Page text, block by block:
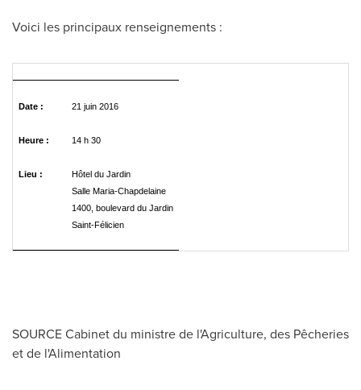
Voici les principaux renseignements :
Date : 21 juin 2016
Heure : 14 h 30
Lieu :
Hôtel du Jardin
Salle Maria-Chapdelaine
1400, boulevard du Jardin
Saint-Félicien
SOURCE Cabinet du ministre de l'Agriculture, des Pêcheries
et de l'Alimentation